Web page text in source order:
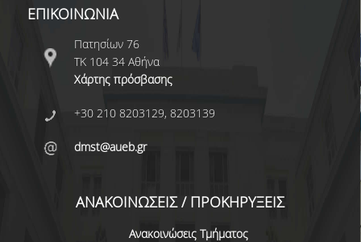
ΜΕΛΗ Ε.ΔΙ.Π.
ΜΕΛΗ Ε.Τ.Ε.Π.
ΔΙΟΙΚΗΤΙΚΟ ΠΡΟΣΩΠΙΚΟ
ΜΕΤΑΔΙΔΑΚΤΟΡΙΚΟΙ ΕΡΕΥΝΗΤΕΣ
ΜΗΤΡΩΟ ΜΕΛΩΝ ΤΜΗΜΑΤΟΣ
ΕΠΙΚΟΙΝΩΝΙΑ
Πατησίων 76
ΤΚ 104 34 Αθήνα
Χάρτης πρόσβασης
+30 210 8203129, 8203139
dmst@aueb.gr
ΑΝΑΚΟΙΝΩΣΕΙΣ / ΠΡΟΚΗΡΥΞΕΙΣ
Ανακοινώσεις Τμήματος